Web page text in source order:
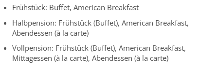
Frühstück: Buffet, American Breakfast
Halbpension: Frühstück (Buffet), American Breakfast,
Abendessen (à la carte)
Vollpension: Frühstück (Buffet), American Breakfast,
Mittagessen (à la carte), Abendessen (à la carte)